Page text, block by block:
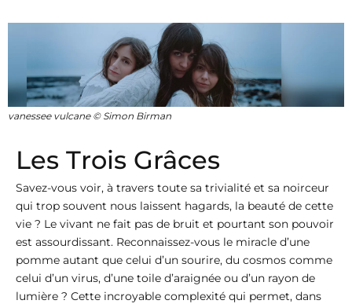
vanessee vulcane © Simon Birman
Les Trois Grâces
Savez-vous voir, à travers toute sa trivialité et sa noirceur
qui trop souvent nous laissent hagards, la beauté de cette
vie ? Le vivant ne fait pas de bruit et pourtant son pouvoir
est assourdissant. Reconnaissez-vous le miracle d’une
pomme autant que celui d’un sourire, du cosmos comme
celui d’un virus, d’une toile d’araignée ou d’un rayon de
lumière ? Cette incroyable complexité qui permet, dans